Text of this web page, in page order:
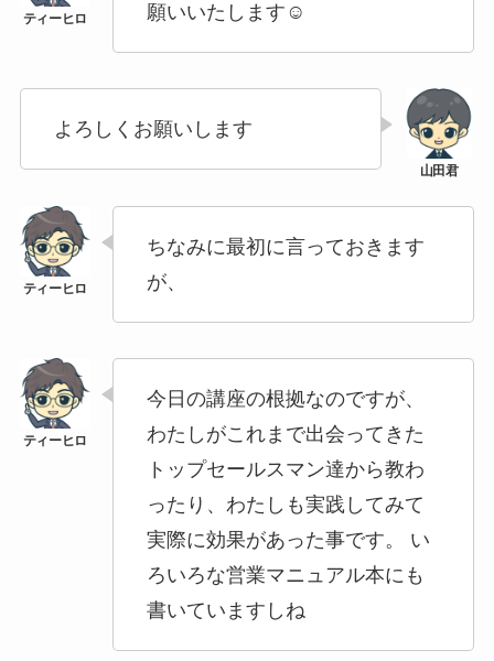
願いいたします☺
よろしくお願いします
ちなみに最初に言っておきます
が、
今日の講座の根拠なのですが、
わたしがこれまで出会ってきた
トップセールスマン達から教わ
ったり、わたしも実践してみて
実際に効果があった事です。 い
ろいろな営業マニュアル本にも
書いていますしね